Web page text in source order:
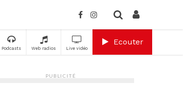
Podcasts Web radios Live vidéo
Ecouter
PUBLICITÉ